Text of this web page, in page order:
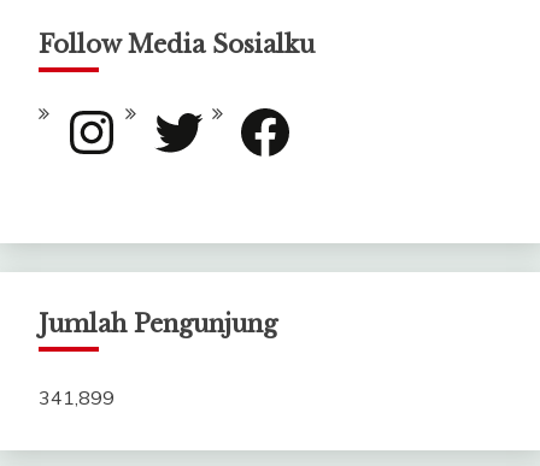
Follow Media Sosialku
Instagram Twitter Facebook
Jumlah Pengunjung
341,899